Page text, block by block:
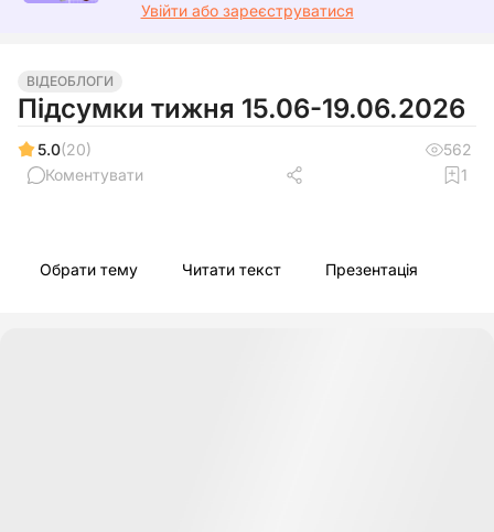
Увійти або зареєструватися
ВІДЕОБЛОГИ
Підсумки тижня 15.06-19.06.2026
5.0(20)
562
Коментувати
1
Обрати тему Читати текст Презентація